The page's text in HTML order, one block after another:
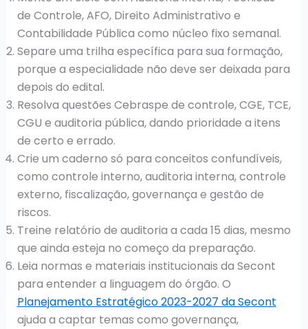
de Controle, AFO, Direito Administrativo e
Contabilidade Pública como núcleo fixo semanal.
Separe uma trilha específica para sua formação,
porque a especialidade não deve ser deixada para
depois do edital.
Resolva questões Cebraspe de controle, CGE, TCE,
CGU e auditoria pública, dando prioridade a itens
de certo e errado.
Crie um caderno só para conceitos confundíveis,
como controle interno, auditoria interna, controle
externo, fiscalização, governança e gestão de
riscos.
Treine relatório de auditoria a cada 15 dias, mesmo
que ainda esteja no começo da preparação.
Leia normas e materiais institucionais da Secont
para entender a linguagem do órgão. O
Planejamento Estratégico 2023-2027 da Secont
ajuda a captar temas como governança,